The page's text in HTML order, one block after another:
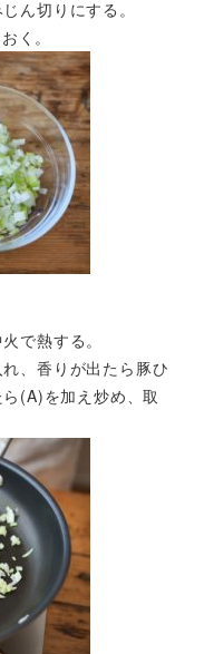
ん切りにする。
く。
で熱する。
、香りが出たら豚ひ
(A)を加え炒め、取